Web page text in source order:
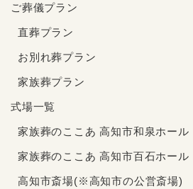
ご葬儀プラン
直葬プラン
お別れ葬プラン
家族葬プラン
式場一覧
家族葬のここあ 高知市和泉ホール
家族葬のここあ 高知市百石ホール
高知市斎場(※高知市の公営斎場)